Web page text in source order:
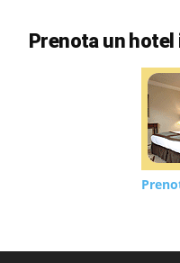
Prenota un hotel